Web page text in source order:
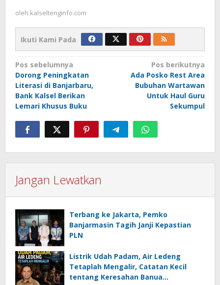
oleh kalseltenginfo.com
Ikuti Kami Pada
Navigasi
pos
Pos sebelumnya
Dorong Peningkatan
Literasi di Banjarbaru,
Bank Kalsel Berikan
Lemari Khusus Buku
Pos berikutnya
Ada Posko Rest Area
Bubuhan Wartawan
Untuk Haul Guru
Sekumpul
Jangan Lewatkan
Terbang ke Jakarta, Pemko
Banjarmasin Tagih Janji Kepastian
PLN
Listrik Udah Padam, Air Ledeng
Tetaplah Mengalir, Catatan Kecil
tentang Keresahan Banua